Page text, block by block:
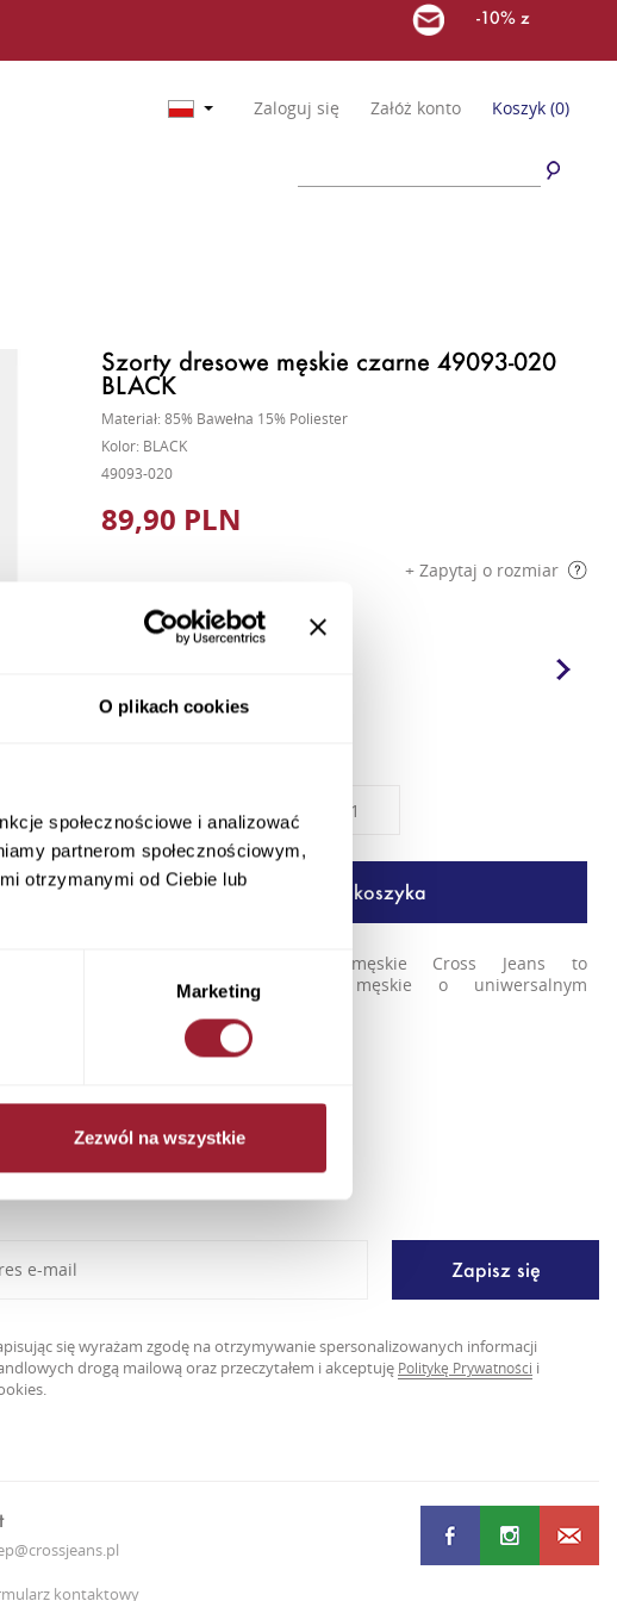
O plikach cookies
społecznościowe i analizować
partnerom społecznościowym,
otrzymanymi od Ciebie lub
Marketing
Zezwól na wszystkie
-10% z
Zaloguj się Załóż konto Koszyk (0)
Szorty dresowe męskie czarne 49093-020
BLACK
Materiał: 85% Bawełna 15% Poliester
Kolor: BLACK
49093-020
89,90 PLN
+ Zapytaj o rozmiar
Kolory
Rozmiar Ilość
Dodaj do koszyka
Czarne szorty dresowe męskie Cross Jeans to
minimalistyczne spodenki męskie o uniwersalnym
charakterze, wpisujące się w ...
się wyrażam zgodę na otrzymywanie spersonalizowanych informacji
drogą mailową oraz przeczytałem i akceptuję Politykę Prywatności i
kontaktowy